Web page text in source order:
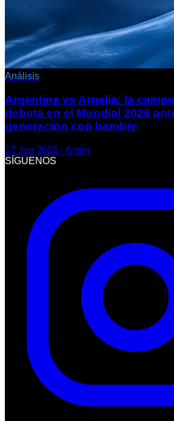
Análisis
Argentina vs Argelia: la
debuta en el Mundial 2026
generación con hambre
17 Jun 2026 · 6 min
SÍGUENOS